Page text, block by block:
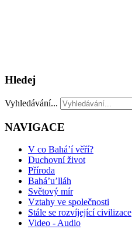
Hledej
Vyhledávání...
NAVIGACE
V co Bahá’í věří?
Duchovní život
Příroda
Bahá’u’lláh
Světový mír
Vztahy ve společnosti
Stále se rozvíjející civilizace
Video - Audio